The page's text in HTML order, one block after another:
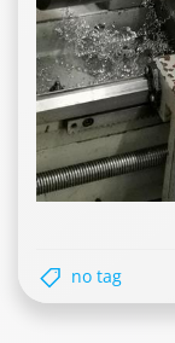
no tag